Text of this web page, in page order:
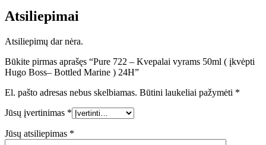
Atsiliepimai
Atsiliepimų dar nėra.
Būkite pirmas aprašęs “Pure 722 – Kvepalai vyrams 50ml ( įkvėpti
Hugo Boss– Bottled Marine ) 24H”
El. pašto adresas nebus skelbiamas. Būtini laukeliai pažymėti *
Jūsų įvertinimas *
Jūsų atsiliepimas *